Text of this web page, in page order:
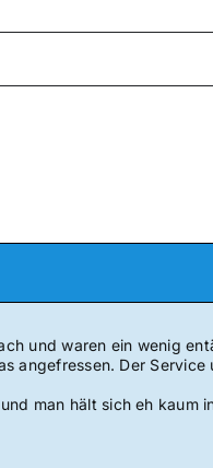
und waren ein wenig
angefressen. Der
man hält sich eh kaum